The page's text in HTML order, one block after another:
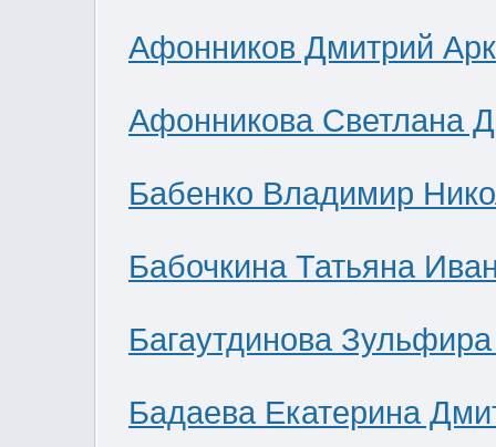
Афонников Дмитрий
Афонникова Светлана
Бабенко Владимир
Бабочкина Татьяна
Багаутдинова
Бадаева Екатерина